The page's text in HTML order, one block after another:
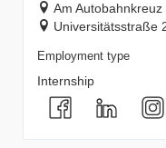
Am
Universitätsstraße
Employment type
Internship